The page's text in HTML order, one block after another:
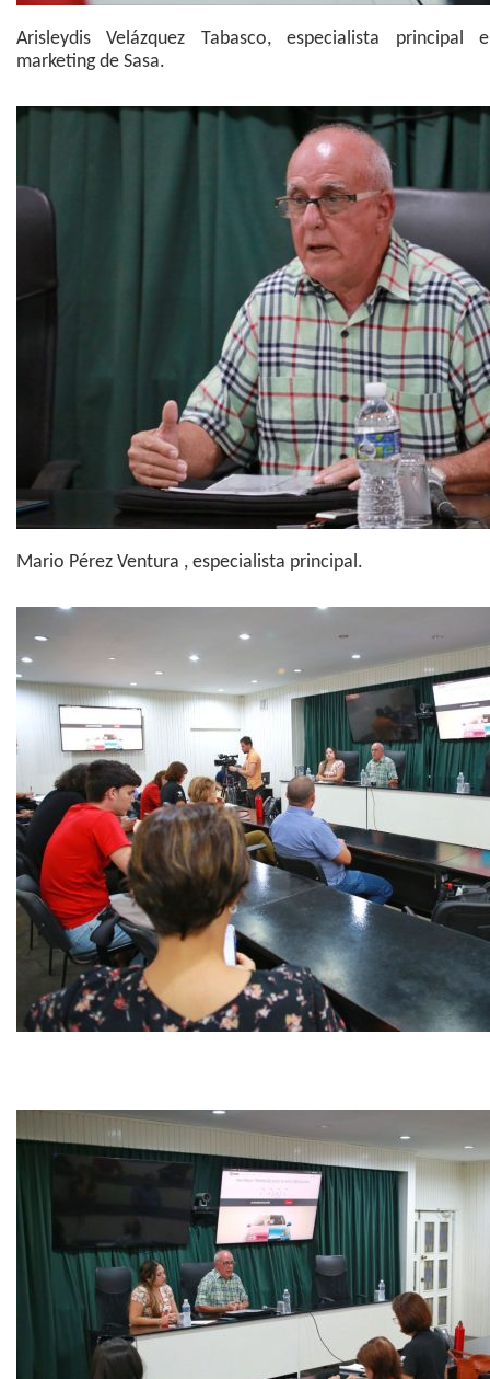
Arisleydis Velázquez Tabasco, especialista principal
marketing de Sasa.
Mario Pérez Ventura , especialista principal.